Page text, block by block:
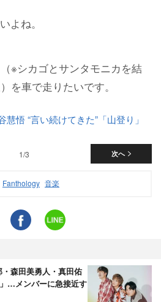
よね。
※シカゴとサンタモニカを結
を車で走りたいです。
慧悟 “言い続けてきた”「山登り」
次へ
1/3
Fanthology 音楽
森田美勇人・真田佑
…メンバーに急接近す